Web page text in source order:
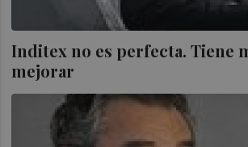
Inditex no es perfecta. Tiene
mejorar